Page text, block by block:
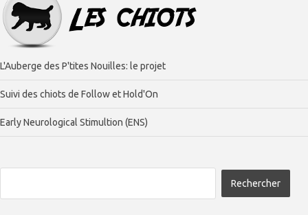
L'Auberge des P'tites Nouilles: le projet
Suivi des chiots de Follow et Hold'On
Early Neurological Stimultion (ENS)